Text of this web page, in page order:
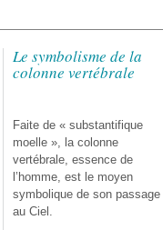
Le symbolisme de la
colonne vertébrale
Faite de « substantifique
moelle », la colonne
vertébrale, essence de
l’homme, est le moyen
symbolique de son passage
au Ciel.